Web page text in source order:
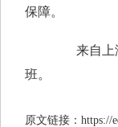
保障。
来自上海27
班。
原文链接：https://